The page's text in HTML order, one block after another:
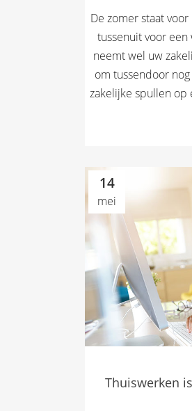
De zomer staat
tussenuit voor
neemt wel uw
om tussendoor
zakelijke spullen op
14
mei
Thuiswerken